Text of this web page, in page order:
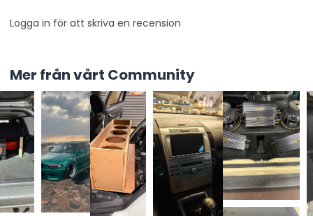
Logga in för att skriva en recension
Mer från vårt Community